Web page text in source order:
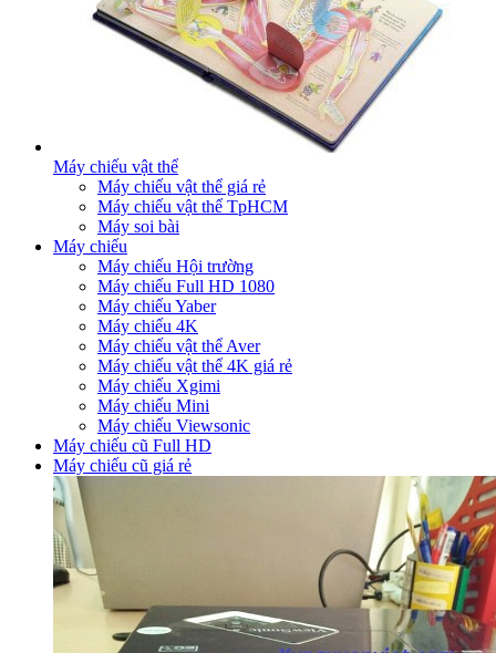
Máy chiếu vật thể
Máy chiếu vật thể giá rẻ
Máy chiếu vật thể TpHCM
Máy soi bài
Máy chiếu
Máy chiếu Hội trường
Máy chiếu Full HD 1080
Máy chiếu Yaber
Máy chiếu 4K
Máy chiếu vật thể Aver
Máy chiếu vật thể 4K giá rẻ
Máy chiếu Xgimi
Máy chiếu Mini
Máy chiếu Viewsonic
Máy chiếu cũ Full HD
Máy chiếu cũ giá rẻ